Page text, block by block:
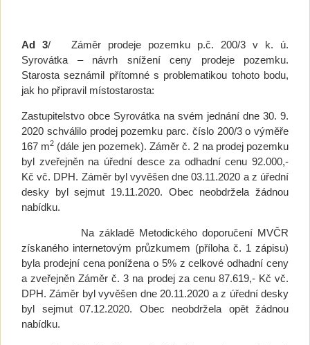
Ad 3/ Záměr prodeje pozemku p.č. 200/3 v k. ú.
Syrovátka – návrh snížení ceny prodeje pozemku.
Starosta seznámil přítomné s problematikou tohoto bodu,
jak ho připravil místostarosta:
Zastupitelstvo obce Syrovátka na svém jednání dne 30. 9.
2020 schválilo prodej pozemku parc. číslo 200/3 o výměře
167 m2 (dále jen pozemek). Záměr č. 2 na prodej pozemku
byl zveřejněn na úřední desce za odhadní cenu 92.000,-
Kč vč. DPH. Záměr byl vyvěšen dne 03.11.2020 a z úřední
desky byl sejmut 19.11.2020. Obec neobdržela žádnou
nabídku.
Na základě Metodického doporučení MVČR
získaného internetovým průzkumem (příloha č. 1 zápisu)
byla prodejní cena ponížena o 5% z celkové odhadní ceny
a zveřejněn Záměr č. 3 na prodej za cenu 87.619,- Kč vč.
DPH. Záměr byl vyvěšen dne 20.11.2020 a z úřední desky
byl sejmut 07.12.2020. Obec neobdržela opět žádnou
nabídku.